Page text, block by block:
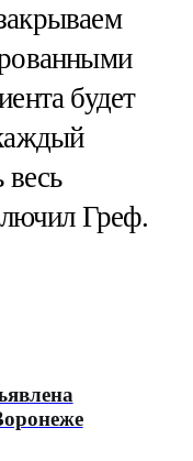
будет
весь
Греф.